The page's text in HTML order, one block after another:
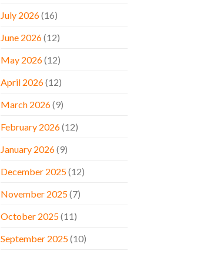
July 2026(16)
June 2026(12)
May 2026(12)
April 2026(12)
March 2026(9)
February 2026(12)
January 2026(9)
December 2025(12)
November 2025(7)
October 2025(11)
September 2025(10)